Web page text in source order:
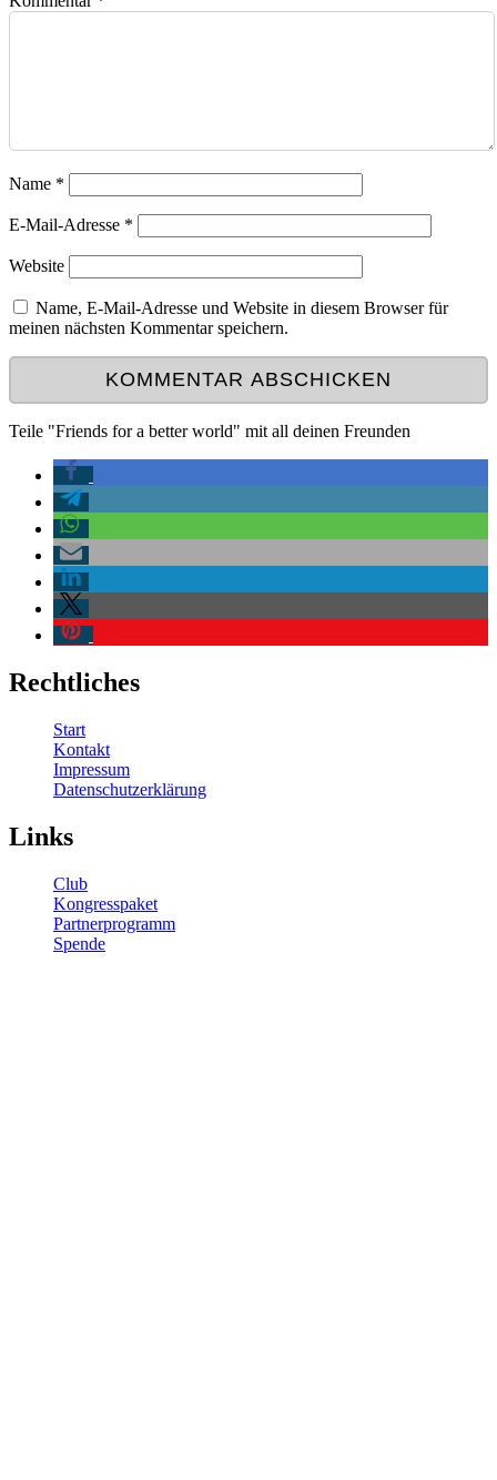
Name *
E-Mail-Adresse *
Website
Name, E-Mail-Adresse und Website in diesem Browser für
meinen nächsten Kommentar speichern.
Teile "Friends for a better world" mit all deinen Freunden
Rechtliches
Start
Kontakt
Impressum
Datenschutzerklärung
Links
Club
Kongresspaket
Partnerprogramm
Spende